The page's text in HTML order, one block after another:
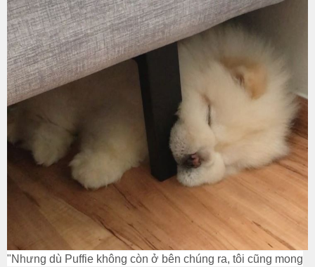
"Nhưng dù Puffie không còn ở bên chúng ra, tôi cũng mong